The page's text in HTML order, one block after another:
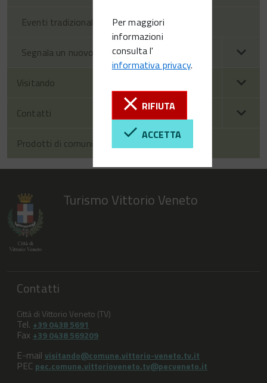
Per maggiori
informazioni
consulta l'
informativa privacy.
RIFIUTA
ACCETTA
Eventi tradizionali
Segnala un nuovo evento
Visitando
Contatti
Prodotti di comunicazione
Turismo Vittorio Veneto
Contatti
Città di Vittorio Veneto (TV)
Tel. +39 0438 5691
Fax +39 0438 569209
E-mail visitando@comune.vittorio-veneto.tv.it
PEC pec.comune.vittorioveneto.tv@pecveneto.it